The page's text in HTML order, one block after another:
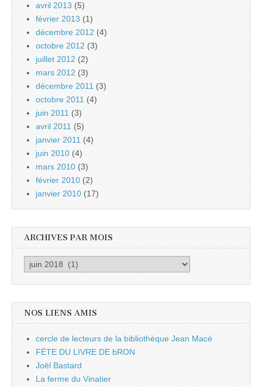
avril 2013 (5)
février 2013 (1)
décembre 2012 (4)
octobre 2012 (3)
juillet 2012 (2)
mars 2012 (3)
décembre 2011 (3)
octobre 2011 (4)
juin 2011 (3)
avril 2011 (5)
janvier 2011 (4)
juin 2010 (4)
mars 2010 (3)
février 2010 (2)
janvier 2010 (17)
ARCHIVES PAR MOIS
Archives
NOS LIENS AMIS
cercle de lecteurs de la bibliothèque Jean Macé
FËTE DU LIVRE DE bRON
Joël Bastard
La ferme du Vinatier